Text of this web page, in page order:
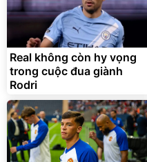
Real không còn hy vọng
trong cuộc đua giành
Rodri